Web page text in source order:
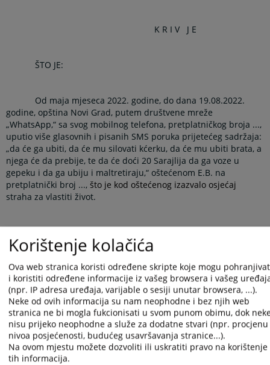
K R I V J E
ŠTO JE:
Od maja mjeseca 2022. godine, do dana 19.08.2022.
godine, opština Novi Grad, putem društvene mreže
„WhatsApp,“ sa svog mobilnog telefona, pretplatničkog broja ...,
uputio više glasovnih i pisanih SMS poruka prijetećeg sadržaja:
„da će ga ubiti, da će mu silovati kćerku, da će mu ubiti brata, a
njega će da prebije, te da će doći 20 Sarajlija da ga voze u
gepeku i da ga ubiju i maltretiraju,“ oštećenom E.B. na
pretplatnički broj ..., što je kod oštećenog izazvalo osjećaj
straha za vlastiti život.
Čime je počinio krivično djelo „ugrožavanje sigurnosti“ iz
člana 150. stav 1. Krivičnog zakonika Republike Srpske(„Službeni
glasnik Republike Srpske“ broj 64/17 i 15/21; u daljem tekstu KZ
RS).
Korištenje kolačića
Ova web stranica koristi određene skripte koje mogu
i koristiti određene informacije iz vašeg browsera i vašeg
(npr. IP adresa uređaja, varijable o sesiji unutar browsera, ...).
Neke od ovih informacija su nam neophodne i bez njih web
stranica ne bi mogla fukcionisati u svom punom obimu, dok
nisu prijeko neophodne a služe za dodatne stvari (npr. procjenu
nivoa posjećenosti, budućeg usavršavanja stranice...).
Na ovom mjestu možete dozvoliti ili uskratiti pravo na korištenje
tih informacija.